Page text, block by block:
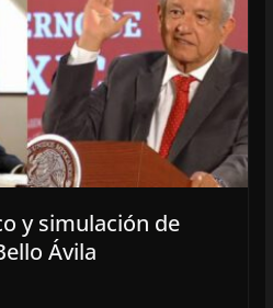
y simulación de
Ávila